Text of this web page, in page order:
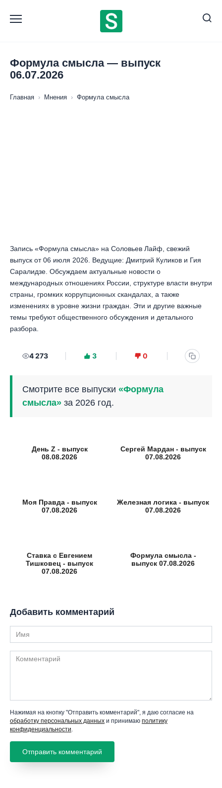
содержанию
Формула смысла — выпуск
06.07.2026
Главная › Мнения › Формула смысла
Запись «Формула смысла» на Соловьев Лайф, свежий
выпуск от 06 июля 2026. Ведущие: Дмитрий Куликов и Гия
Саралидзе. Обсуждаем актуальные новости о
международных отношениях России, структуре власти внутри
страны, громких коррупционных скандалах, а также
изменениях в уровне жизни граждан. Эти и другие важные
темы требуют общественного обсуждения и детального
разбора.
4 273 3 0
Смотрите все выпуски «Формула
смысла» за 2026 год.
День Z - выпуск
08.08.2026
Сергей Мардан - выпуск
07.08.2026
Моя Правда - выпуск
07.08.2026
Железная логика - выпуск
07.08.2026
Ставка с Евгением
Тишковец - выпуск
07.08.2026
Формула смысла -
выпуск 07.08.2026
Добавить комментарий
Имя
Комментарий
Нажимая на кнопку "Отправить комментарий", я даю согласие на
обработку персональных данных и принимаю политику
конфиденциальности.